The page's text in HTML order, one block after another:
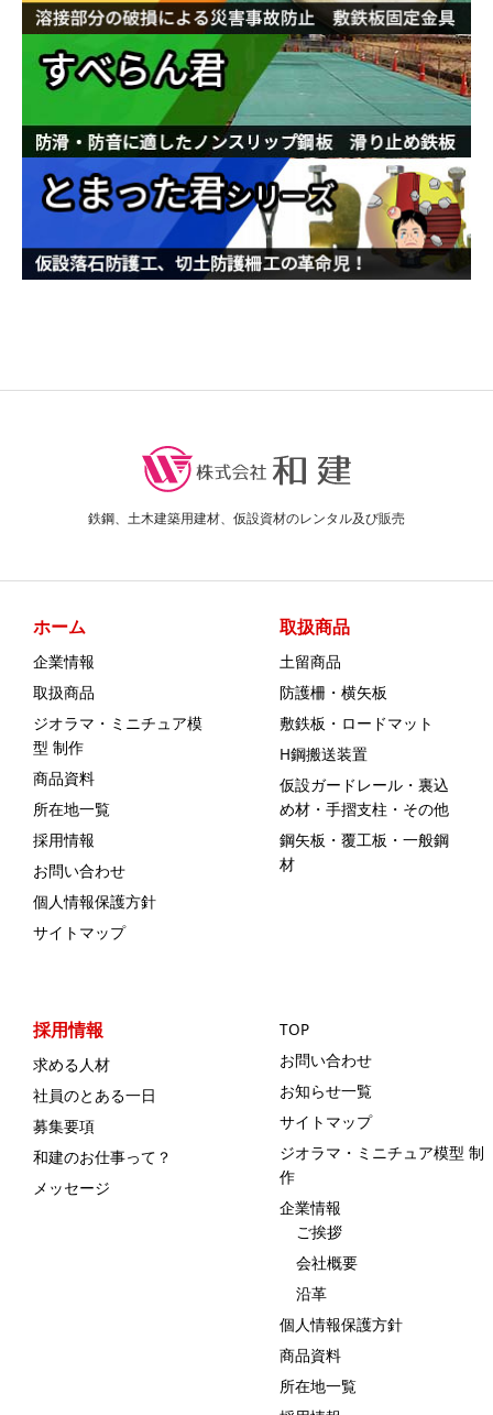
鉄鋼、土木建築用建材、仮設資材のレンタル及び販売
ホーム
企業情報
取扱商品
ジオラマ・ミニチュア模
型 制作
商品資料
所在地一覧
採用情報
お問い合わせ
個人情報保護方針
サイトマップ
取扱商品
土留商品
防護柵・横矢板
敷鉄板・ロードマット
H鋼搬送装置
仮設ガードレール・裏込
め材・手摺支柱・その他
鋼矢板・覆工板・一般鋼
材
採用情報
求める人材
社員のとある一日
募集要項
和建のお仕事って？
メッセージ
TOP
お問い合わせ
お知らせ一覧
サイトマップ
ジオラマ・ミニチュア模型 制
作
企業情報
ご挨拶
会社概要
沿革
個人情報保護方針
商品資料
所在地一覧